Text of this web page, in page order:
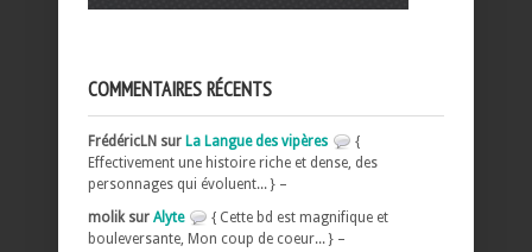
COMMENTAIRES RÉCENTS
FrédéricLN sur La Langue des vipères
{
Effectivement une histoire riche et dense, des
personnages qui évoluent... } –
molik sur Alyte
{ Cette bd est magnifique et
bouleversante, Mon coup de coeur... } –